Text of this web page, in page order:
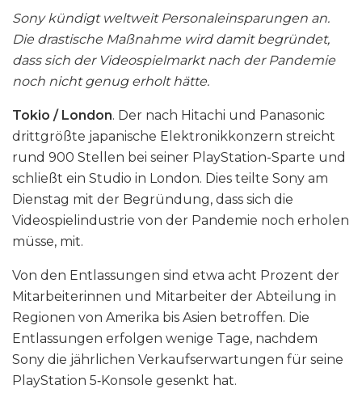
Sony kündigt weltweit Personaleinsparungen an.
Die drastische Maßnahme wird damit begründet,
dass sich der Videospielmarkt nach der Pandemie
noch nicht genug erholt hätte.
Tokio / London. Der nach Hitachi und Panasonic
drittgrößte japanische Elektronikkonzern streicht
rund 900 Stellen bei seiner PlayStation-Sparte und
schließt ein Studio in London. Dies teilte Sony am
Dienstag mit der Begründung, dass sich die
Videospielindustrie von der Pandemie noch erholen
müsse, mit.
Von den Entlassungen sind etwa acht Prozent der
Mitarbeiterinnen und Mitarbeiter der Abteilung in
Regionen von Amerika bis Asien betroffen. Die
Entlassungen erfolgen wenige Tage, nachdem
Sony die jährlichen Verkaufserwartungen für seine
PlayStation 5‑Konsole gesenkt hat.